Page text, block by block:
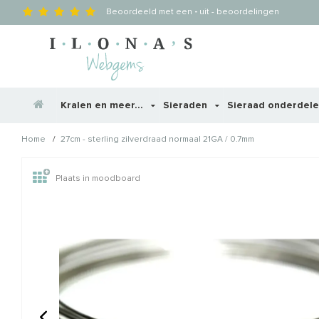
Beoordeeld met een - uit - beoordelingen
Kralen en meer... Sieraden Sieraad
Home / 27cm - sterling zilverdraad normaal 21GA / 0.7mm
Wellicht zijn deze
Plaats in moodboard